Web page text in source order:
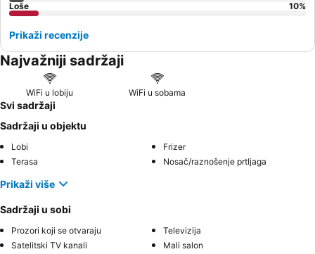
Loše
10%
Prikaži recenzije
Najvažniji sadržaji
WiFi u lobiju WiFi u sobama
Svi sadržaji
Sadržaji u objektu
Lobi
Frizer
Terasa
Nosač/raznošenje prtljaga
Prikaži više
Sadržaji u sobi
Prozori koji se otvaraju
Televizija
Satelitski TV kanali
Mali salon